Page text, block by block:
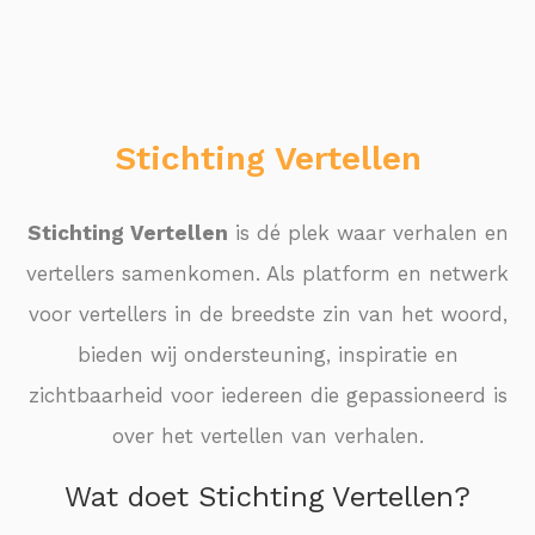
Stichting Vertellen
Stichting Vertellen is dé plek waar verhalen en
vertellers samenkomen. Als platform en netwerk
voor vertellers in de breedste zin van het woord,
bieden wij ondersteuning, inspiratie en
zichtbaarheid voor iedereen die gepassioneerd is
over het vertellen van verhalen.
Wat doet Stichting Vertellen?